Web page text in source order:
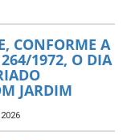
CONFORME A
1972, O DIA
JARDIM